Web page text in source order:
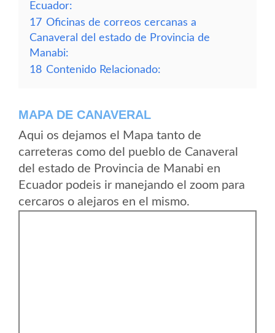
Ecuador:
17 Oficinas de correos cercanas a
Canaveral del estado de Provincia de
Manabi:
18 Contenido Relacionado:
MAPA DE CANAVERAL
Aqui os dejamos el Mapa tanto de
carreteras como del pueblo de Canaveral
del estado de Provincia de Manabi en
Ecuador podeis ir manejando el zoom para
cercaros o alejaros en el mismo.